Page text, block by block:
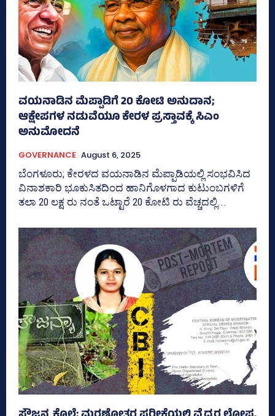
ವಯನಾಡಿನ ಮೆಪ್ಪಾಡಿಗೆ 20 ಕೋಟಿ ಅನುದಾನ;
ಆಕ್ಷೇಪಗಳ ನಡುವೆಯೂ ಕೇರಳ ಪ್ರಸ್ತಾವಕ್ಕೆ ಸಿಎಂ
ಅನುಮೋದನೆ
GOVERNANCE August 6, 2025
ಬೆಂಗಳೂರು; ಕೇರಳದ ವಯನಾಡಿನ ಮೆಪ್ಪಾಡಿಯಲ್ಲಿ ಸಂಭವಿಸಿದ
ವಿನಾಶಕಾರಿ ಭೂಕುಸಿತದಿಂದ ಹಾನಿಗೊಳಗಾದ ಕುಟುಂಬಗಳಿಗೆ
ತಲಾ 20 ಲಕ್ಷ ರು ನಂತೆ ಒಟ್ಟಾರೆ 20 ಕೋಟಿ ರು ವೆಚ್ಚದಲ್ಲಿ...